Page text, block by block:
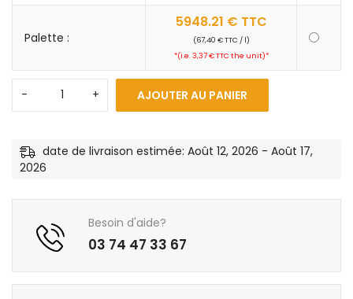
Palette :
5948.21 € TTC
(67,40 € TTC / l)
*(i.e. 3,37 € TTC the unit)*
AJOUTER AU PANIER
date de livraison estimée: Août 12, 2026 - Août 17,
2026
Besoin d'aide?
03 74 47 33 67